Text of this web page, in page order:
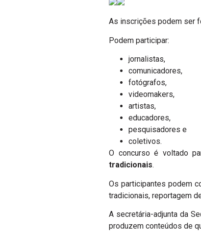
As inscrições podem ser
Podem participar:
jornalistas,
comunicadores,
fotógrafos,
videomakers,
artistas,
educadores,
pesquisadores e
coletivos.
O concurso é voltado
tradicionais.
Os participantes podem
tradicionais, reportagem
A secretária-adjunta da
produzem conteúdos de